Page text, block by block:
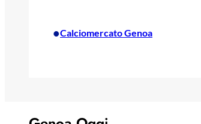
•Calciomercato Genoa